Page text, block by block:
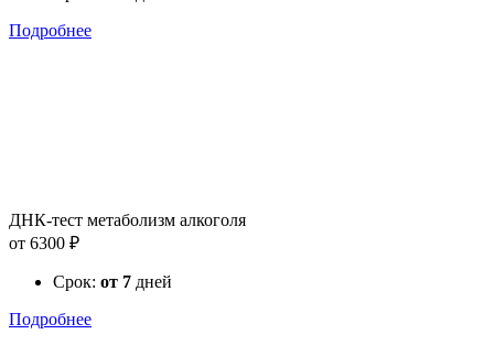
Подробнее
ДНК-тест метаболизм алкоголя
от 6300 ₽
Срок: от 7 дней
Подробнее